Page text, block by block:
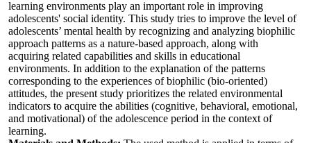
learning environments play an important role in improving
adolescents' social identity. This study tries to improve the level of
adolescents’ mental health by recognizing and analyzing biophilic
approach patterns as a nature-based approach, along with
acquiring related capabilities and skills in educational
environments. In addition to the explanation of the patterns
corresponding to the experiences of biophilic (bio-oriented)
attitudes, the present study prioritizes the related environmental
indicators to acquire the abilities (cognitive, behavioral, emotional,
and motivational) of the adolescence period in the context of
learning.